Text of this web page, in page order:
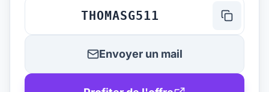
THOMASG511
Envoyer un mail